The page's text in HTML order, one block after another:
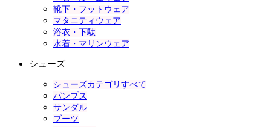
靴下・フットウェア
マタニティウェア
浴衣・下駄
水着・マリンウェア
シューズ
シューズカテゴリすべて
パンプス
サンダル
ブーツ